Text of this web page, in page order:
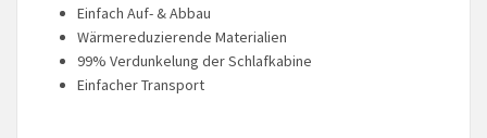
Einfach Auf- & Abbau
Wärmereduzierende Materialien
99% Verdunkelung der Schlafkabine
Einfacher Transport